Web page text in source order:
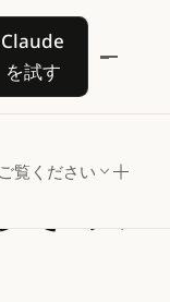
合わせる
Claude
を試す
Claude を試す
覧ください破